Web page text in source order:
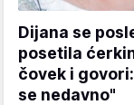
Dijana se
posetila
čovek i
se nedavno"